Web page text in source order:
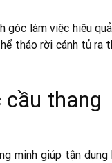
góc làm việc hiệu
tháo rời cánh tủ
thang
minh giúp tận